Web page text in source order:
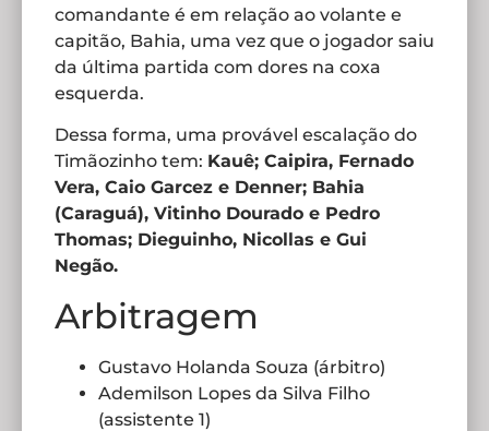
comandante é em relação ao volante e
capitão, Bahia, uma vez que o jogador saiu
da última partida com dores na coxa
esquerda.
Dessa forma, uma provável escalação do
Timãozinho tem: Kauê; Caipira, Fernado
Vera, Caio Garcez e Denner; Bahia
(Caraguá), Vitinho Dourado e Pedro
Thomas; Dieguinho, Nicollas e Gui
Negão.
Arbitragem
Gustavo Holanda Souza (árbitro)
Ademilson Lopes da Silva Filho
(assistente 1)